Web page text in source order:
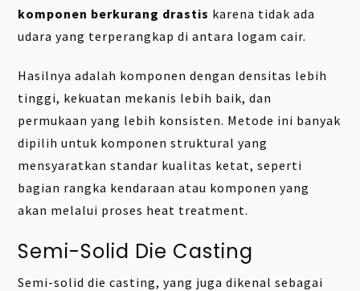
komponen berkurang drastis karena tidak ada
udara yang terperangkap di antara logam cair.
Hasilnya adalah komponen dengan densitas lebih
tinggi, kekuatan mekanis lebih baik, dan
permukaan yang lebih konsisten. Metode ini banyak
dipilih untuk komponen struktural yang
mensyaratkan standar kualitas ketat, seperti
bagian rangka kendaraan atau komponen yang
akan melalui proses heat treatment.
Semi-Solid Die Casting
Semi-solid die casting, yang juga dikenal sebagai